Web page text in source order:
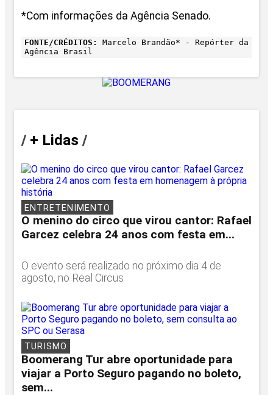
*Com informações da Agência Senado.
FONTE/CRÉDITOS:
Marcelo Brandão* - Repórter da
Agência Brasil
/+ Lidas /
ENTRETENIMENTO
O menino do circo que virou cantor: Rafael
Garcez celebra 24 anos com festa em...
O evento será realizado no próximo dia 4 de
agosto, no Real Circus
TURISMO
Boomerang Tur abre oportunidade para
viajar a Porto Seguro pagando no boleto,
sem...